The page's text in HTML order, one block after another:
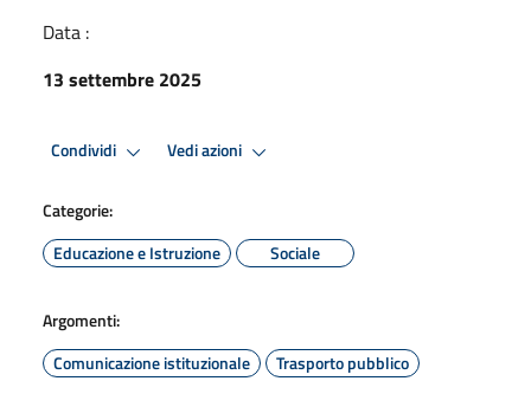
Data :
13 settembre 2025
Condividi Vedi azioni
Categorie:
Educazione e Istruzione
Sociale
Argomenti:
Comunicazione istituzionale
Trasporto pubblico